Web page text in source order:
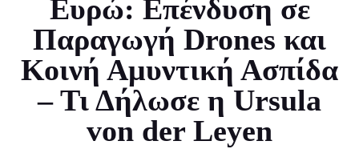
Ευρώ: Επένδυση σε
Παραγωγή Drones και
Κοινή Αμυντική Ασπίδα
– Τι Δήλωσε η Ursula
von der Leyen